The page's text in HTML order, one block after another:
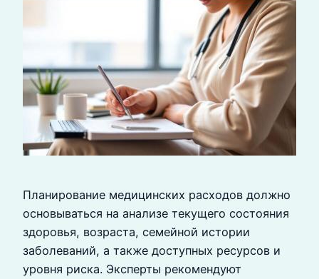
Планирование медицинских расходов должно
основываться на анализе текущего состояния
здоровья, возраста, семейной истории
заболеваний, а также доступных ресурсов и
уровня риска. Эксперты рекомендуют